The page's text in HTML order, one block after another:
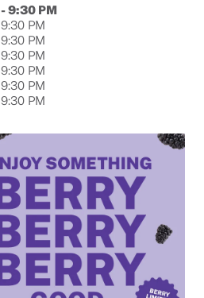
-9:30 PM
9:30 PM
9:30 PM
9:30 PM
9:30 PM
9:30 PM
9:30 PM